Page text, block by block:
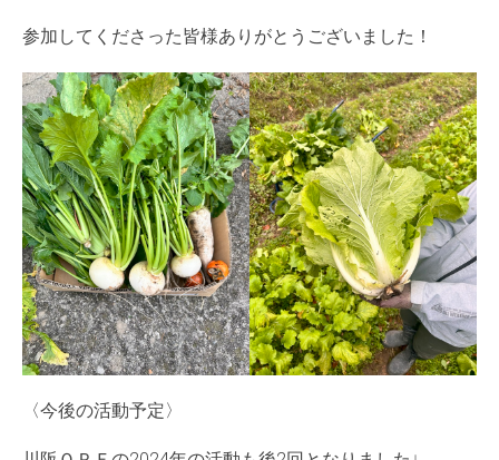
参加してくださった皆様ありがとうございました！
〈今後の活動予定〉